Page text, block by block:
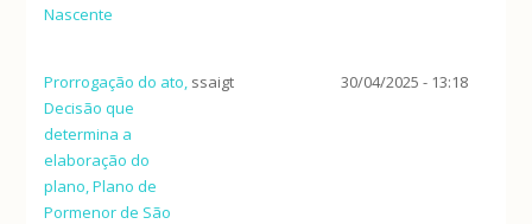
Nascente
Prorrogação do ato,
Decisão que
determina a
elaboração do
plano, Plano de
Pormenor de São
ssaigt 30/04/2025 - 13:18